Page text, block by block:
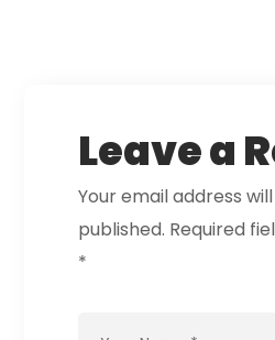
Leave a
Your email address
published. Required
*